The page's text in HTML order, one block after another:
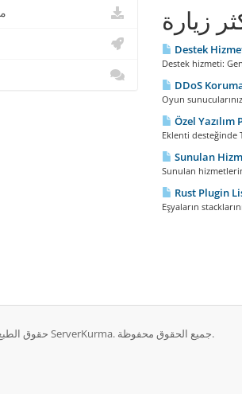
زيارة
Destek
Destek hizmeti:
DDoS
Oyun
Özel
Eklenti desteğinde
Sunulan
Sunulan
Rust Plugin
Eşyaların
حقوق الطبع والنشر © 2026 ServerKurma. جميع الحقوق محفوظة.